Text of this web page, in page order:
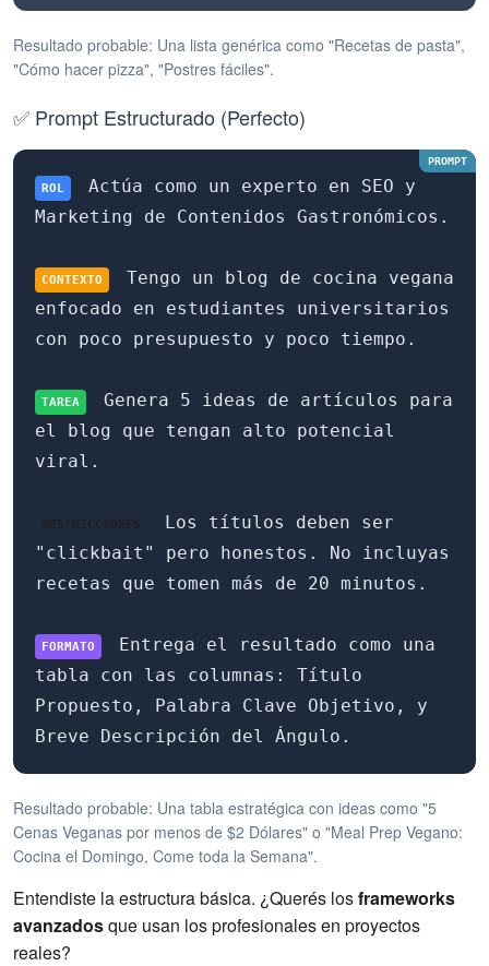
Resultado probable: Una lista genérica como "Recetas de pasta",
"Cómo hacer pizza", "Postres fáciles".
✅ Prompt Estructurado (Perfecto)
ROL
Actúa como un experto en SEO y
Marketing de Contenidos Gastronómicos.
CONTEXTO
Tengo un blog de cocina vegana
enfocado en estudiantes universitarios
con poco presupuesto y poco tiempo.
TAREA
Genera 5 ideas de artículos para
el blog que tengan alto potencial
viral.
RESTRICCIONES
Los títulos deben ser
"clickbait" pero honestos. No incluyas
recetas que tomen más de 20 minutos.
FORMATO
Entrega el resultado como una
tabla con las columnas: Título
Propuesto, Palabra Clave Objetivo, y
Breve Descripción del Ángulo.
Resultado probable: Una tabla estratégica con ideas como "5
Cenas Veganas por menos de $2 Dólares" o "Meal Prep Vegano:
Cocina el Domingo, Come toda la Semana".
Entendiste la estructura básica. ¿Querés losframeworks
avanzadosque usan los profesionales en proyectos
reales?